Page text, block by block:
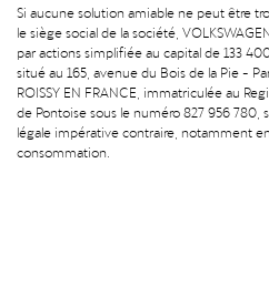
Si aucune solution amiable ne peut être
le siège social de la société,
par actions simplifiée au capital de 133
situé au 165, avenue du Bois de la Pie -
ROISSY EN FRANCE, immatriculée au
de Pontoise sous le numéro 827 956
légale impérative contraire, notamment
consommation.